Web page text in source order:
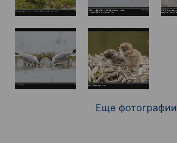
Еще фотографии